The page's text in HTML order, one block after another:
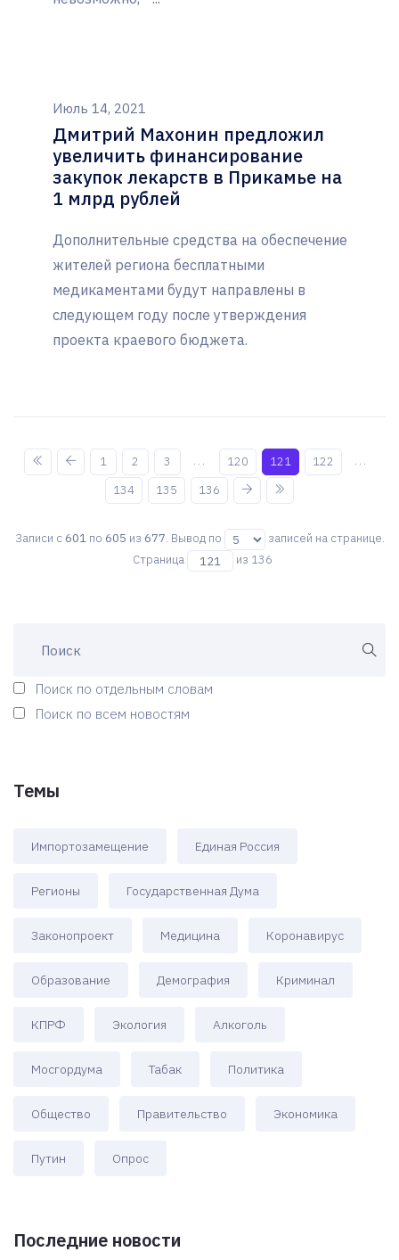
Июль 14, 2021
Дмитрий Махонин предложил
увеличить финансирование
закупок лекарств в Прикамье на
1 млрд рублей
Дополнительные средства на обеспечение
жителей региона бесплатными
медикаментами будут направлены в
следующем году после утверждения
проекта краевого бюджета.
1 2 3 ... 120 121 122
...
134
135 136
Записи с 601по 605 из 677. Вывод по
записей на странице.
Страница
из 136
Поиск по отдельным словам
Поиск по всем новостям
Темы
Импортозамещение Единая Россия
Регионы Государственная Дума
Законопроект Медицина Коронавирус
Образование Демография Криминал
КПРФ Экология Алкоголь
Мосгордума Табак Политика
Общество Правительство Экономика
Путин Опрос
Последние новости